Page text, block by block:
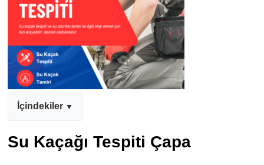
İçindekiler
Su Kaçağı Tespiti Çapa